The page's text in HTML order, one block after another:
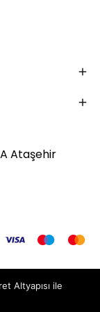
Ataşehir
Altyapısı ile